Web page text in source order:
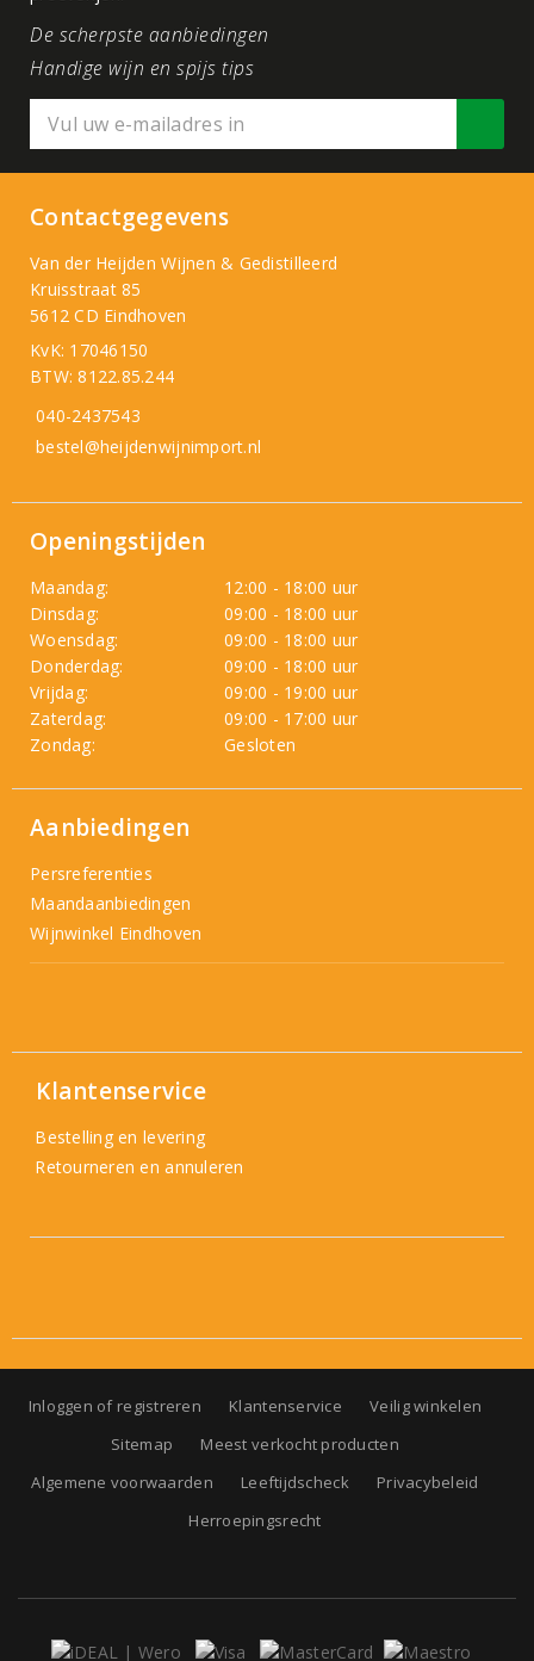
De scherpste aanbiedingen
Handige wijn en spijs tips
Contactgegevens
Van der Heijden Wijnen & Gedistilleerd
Kruisstraat 85
5612 CD Eindhoven
KvK: 17046150
BTW: 8122.85.244
040-2437543
bestel@heijdenwijnimport.nl
Openingstijden
Maandag:
12:00 - 18:00 uur
Dinsdag:
09:00 - 18:00 uur
Woensdag:
09:00 - 18:00 uur
Donderdag:
09:00 - 18:00 uur
Vrijdag:
09:00 - 19:00 uur
Zaterdag:
09:00 - 17:00 uur
Zondag:
Gesloten
Aanbiedingen
Persreferenties
Maandaanbiedingen
Wijnwinkel Eindhoven
Klantenservice
Bestelling en levering
Retourneren en annuleren
Inloggen of registreren Klantenservice
Veilig winkelen
Sitemap
Meest verkocht producten
Algemene voorwaarden
Leeftijdscheck
Privacybeleid
Herroepingsrecht